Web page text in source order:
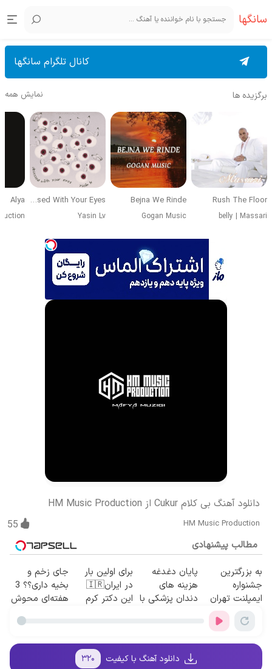
سانگها
کانال تلگرام سانگها
برگزیده ها نمایش همه
Rush The Floor
belly | Massari
Bejna We Rinde
Gogan Music
Obsessed With Your Eyes
Yasin Lv
Alya
دانلود آهنگ بی کلام Cukur از HM Music Production
HM Music Production
55
مطالب پیشنهادی
به بزرگترین
جشنواره
ایمپلنت تهران
سر بزنید ! |
فقط ۲۵ میلیون
پایان دغدغه
هزینه های
دندان پزشکی با
برای اولین بار
در ایران🇮🇷
این دکتر کرم
جای زخم و
بخیه داری؟؟ 3
هفته‌ای محوش
دانلود آهنگ با کیفیت ۳۲۰